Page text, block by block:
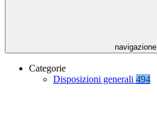
navigazione
Categorie
Disposizioni generali 494